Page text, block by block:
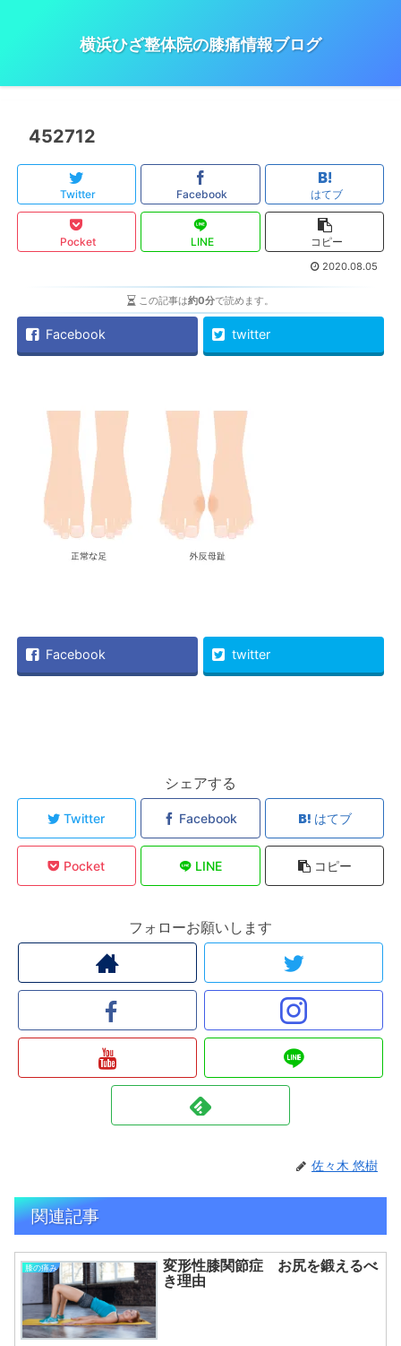
横浜ひざ整体院の膝痛情報ブログ
452712
Twitter Facebook はてブ
Pocket LINE コピー
2020.08.05
この記事は約0分で読めます。
Facebook twitter
Facebook twitter
シェアする
Twitter Facebook はてブ
Pocket LINE コピー
フォローお願いします
佐々木 悠樹
関連記事
膝の痛み
変形性膝関節症 お尻を鍛えるべ
き理由